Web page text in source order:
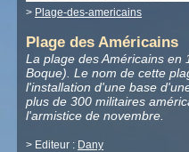
> Plage-des-americains
Plage des Américains
La plage des Américains en
Boque). Le nom de cette
l'installation d'une base
plus de 300 militaires
l'armistice de novembre.
> Editeur : Dany